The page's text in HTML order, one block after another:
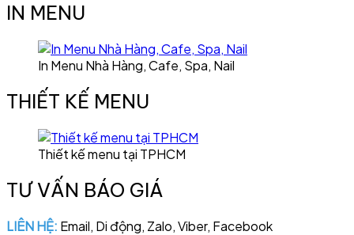
IN MENU
In Menu Nhà Hàng, Cafe, Spa, Nail
THIẾT KẾ MENU
Thiết kế menu tại TPHCM
TƯ VẤN BÁO GIÁ
LIÊN HỆ: Email, Di động, Zalo, Viber, Facebook